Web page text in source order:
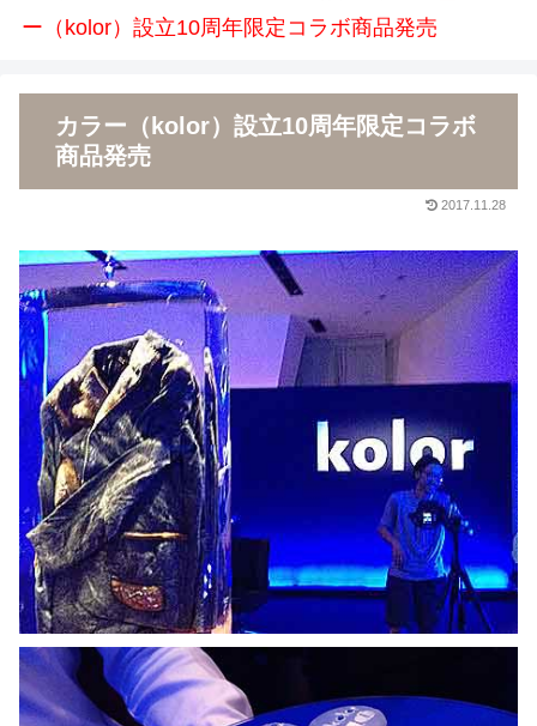
ー（kolor）設立10周年限定コラボ商品発売
カラー（kolor）設立10周年限定コラボ
商品発売
2017.11.28